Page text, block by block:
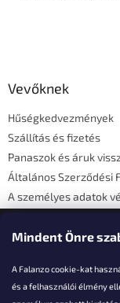
Mindent Önre
A Falanzo cookie-kat
és a felhasználói élmény
Vevőknek
Hűségkedvezmények
Szállítás és fizetés
Panaszok és áruk
Általános Szerződési
A személyes adatok
Elérhetőségi adatok